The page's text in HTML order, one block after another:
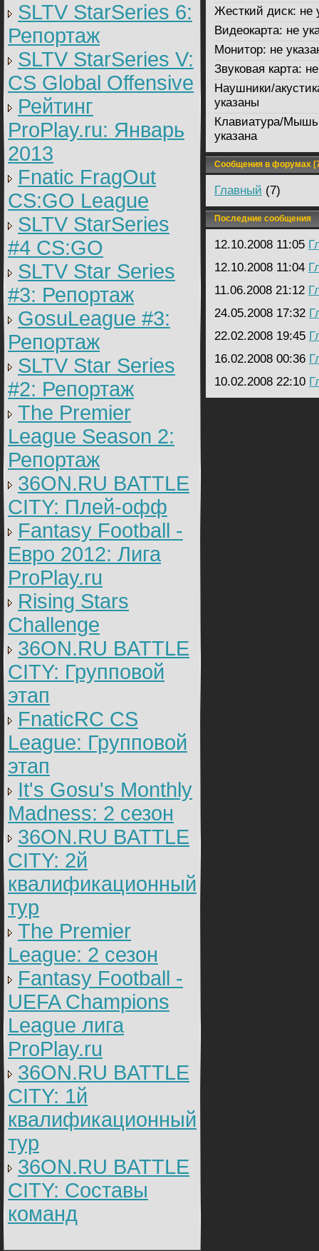
SLTV StarSeries 6:
Репортаж
SLTV StarSeries V:
CS Global Offensive
Рейтинг
ProPlay.ru: Январь
2013
Fnatic FragOut
CS:GO League
SLTV StarSeries
#4 CS:GO
SLTV Star Series
#3: Репортаж
GosuLeague #3:
Репортаж
SLTV Star Series
#2: Репортаж
The Premier
League Season 2:
Репортаж
36ON.RU BATTLE
CITY: Плей-офф
Fantasy Football -
Евро 2012: Лига
ProPlay.ru
Rising Stars
Challenge
36ON.RU BATTLE
CITY: Групповой
этап
FnaticRC CS
League: Групповой
этап
It's Gosu's Monthly
Madness: 2 сезон
36ON.RU BATTLE
CITY: 2й
квалификационный
тур
The Premier
League: 2 cезон
Fantasy Football -
UEFA Champions
League лига
ProPlay.ru
36ON.RU BATTLE
CITY: 1й
квалификационный
тур
36ON.RU BATTLE
CITY: Составы
команд
Жесткий диск: не
Видеокарта: не
Монитор: не
Звуковая карта:
Наушники/
указаны
Клавиатура/
указана
Сообщения в форумах
Главный (7)
Последние сообщения
12.10.2008 11:05
12.10.2008 11:04
11.06.2008 21:12
24.05.2008 17:32
22.02.2008 19:45
16.02.2008 00:36
10.02.2008 22:10